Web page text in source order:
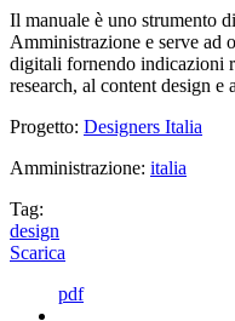
Il manuale è uno strumento
Amministrazione e serve ad
digitali fornendo indicazioni
research, al content design e
Progetto: Designers Italia
Amministrazione: italia
Tag:
design
Scarica
pdf